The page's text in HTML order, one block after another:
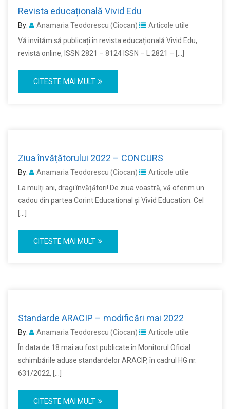
Revista educațională Vivid Edu
By: Anamaria Teodorescu (Ciocan)
Articole utile
Vă invităm să publicați în revista educațională Vivid Edu,
revistă online, ISSN 2821 – 8124 ISSN – L 2821 – […]
CITESTE MAI MULT
Ziua învățătorului 2022 – CONCURS
By: Anamaria Teodorescu (Ciocan)
Articole utile
La mulți ani, dragi învățători! De ziua voastră, vă oferim un
cadou din partea Corint Educational și Vivid Education. Cel
CITESTE MAI MULT
Standarde ARACIP – modificări mai 2022
By: Anamaria Teodorescu (Ciocan)
Articole utile
În data de 18 mai au fost publicate în Monitorul Oficial
schimbările aduse standardelor ARACIP, în cadrul HG nr.
631/2022, […]
CITESTE MAI MULT